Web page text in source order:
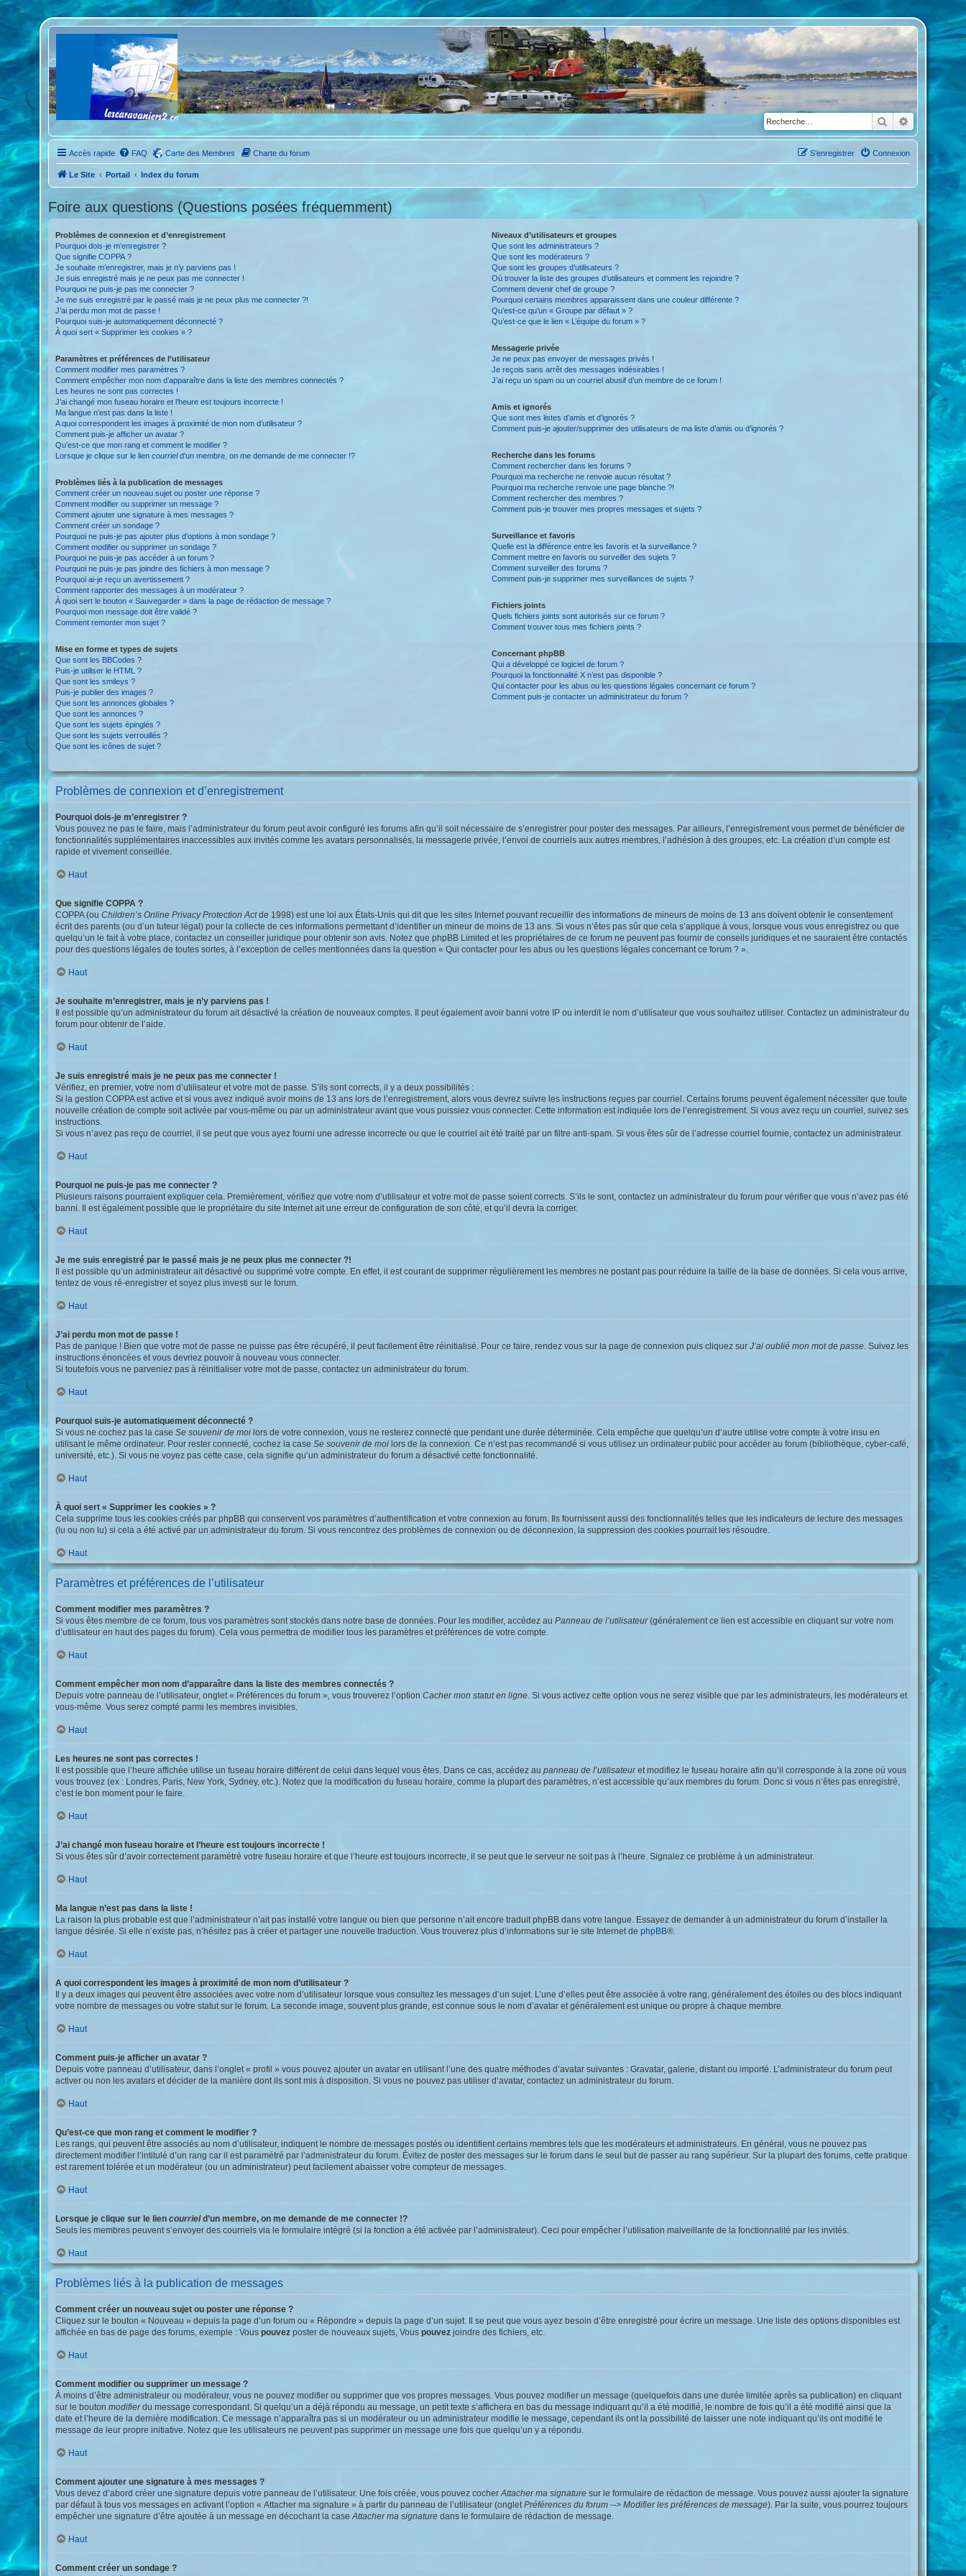
Rechercher
Accès rapide FAQ Carte des Membres Charte du forum Connexion
S’enregistrer
Le Site Portail Index du forum
Foire aux questions (Questions posées fréquemment)
Problèmes de connexion et d’enregistrement
Pourquoi dois-je m’enregistrer ?
Que signifie COPPA ?
Je souhaite m’enregistrer, mais je n’y parviens pas !
Je suis enregistré mais je ne peux pas me connecter !
Pourquoi ne puis-je pas me connecter ?
Je me suis enregistré par le passé mais je ne peux plus me connecter ?!
J’ai perdu mon mot de passe !
Pourquoi suis-je automatiquement déconnecté ?
À quoi sert « Supprimer les cookies » ?
Paramètres et préférences de l’utilisateur
Comment modifier mes paramètres ?
Comment empêcher mon nom d’apparaître dans la liste des membres connectés ?
Les heures ne sont pas correctes !
J’ai changé mon fuseau horaire et l’heure est toujours incorrecte !
Ma langue n’est pas dans la liste !
A quoi correspondent les images à proximité de mon nom d’utilisateur ?
Comment puis-je afficher un avatar ?
Qu’est-ce que mon rang et comment le modifier ?
Lorsque je clique sur le liencourrield’un membre, on me demande de me connecter !?
Problèmes liés à la publication de messages
Comment créer un nouveau sujet ou poster une réponse ?
Comment modifier ou supprimer un message ?
Comment ajouter une signature à mes messages ?
Comment créer un sondage ?
Pourquoi ne puis-je pas ajouter plus d’options à mon sondage ?
Comment modifier ou supprimer un sondage ?
Pourquoi ne puis-je pas accéder à un forum ?
Pourquoi ne puis-je pas joindre des fichiers à mon message ?
Pourquoi ai-je reçu un avertissement ?
Comment rapporter des messages à un modérateur ?
À quoi sert le bouton « Sauvegarder » dans la page de rédaction de message ?
Pourquoi mon message doit être validé ?
Comment remonter mon sujet ?
Mise en forme et types de sujets
Que sont les BBCodes ?
Puis-je utiliser le HTML ?
Que sont les smileys ?
Puis-je publier des images ?
Que sont les annonces globales ?
Que sont les annonces ?
Que sont les sujets épinglés ?
Que sont les sujets verrouillés ?
Que sont les icônes de sujet ?
Niveaux d’utilisateurs et groupes
Que sont les administrateurs ?
Que sont les modérateurs ?
Que sont les groupes d’utilisateurs ?
Où trouver la liste des groupes d’utilisateurs et comment les rejoindre ?
Comment devenir chef de groupe ?
Pourquoi certains membres apparaissent dans une couleur différente ?
Qu’est-ce qu’un « Groupe par défaut » ?
Qu’est-ce que le lien « L’équipe du forum » ?
Messagerie privée
Je ne peux pas envoyer de messages privés !
Je reçois sans arrêt des messages indésirables !
J’ai reçu un spam ou un courriel abusif d’un membre de ce forum !
Amis et ignorés
Que sont mes listes d’amis et d’ignorés ?
Comment puis-je ajouter/supprimer des utilisateurs de ma liste d’amis ou d’ignorés ?
Recherche dans les forums
Comment rechercher dans les forums ?
Pourquoi ma recherche ne renvoie aucun résultat ?
Pourquoi ma recherche renvoie une page blanche ?!
Comment rechercher des membres ?
Comment puis-je trouver mes propres messages et sujets ?
Surveillance et favoris
Quelle est la différence entre les favoris et la surveillance ?
Comment mettre en favoris ou surveiller des sujets ?
Comment surveiller des forums ?
Comment puis-je supprimer mes surveillances de sujets ?
Fichiers joints
Quels fichiers joints sont autorisés sur ce forum ?
Comment trouver tous mes fichiers joints ?
Concernant phpBB
Qui a développé ce logiciel de forum ?
Pourquoi la fonctionnalité X n’est pas disponible ?
Qui contacter pour les abus ou les questions légales concernant ce forum ?
Comment puis-je contacter un administrateur du forum ?
Problèmes de connexion et d’enregistrement
Pourquoi dois-je m’enregistrer ?
Vous pouvez ne pas le faire, mais l’administrateur du forum peut avoir configuré les forums afin qu’il soit nécessaire de s’enregistrer pour poster des messages. Par ailleurs, l’enregistrement vous permet de bénéficier de
fonctionnalités supplémentaires inaccessibles aux invités comme les avatars personnalisés, la messagerie privée, l’envoi de courriels aux autres membres, l’adhésion à des groupes, etc. La création d’un compte est
rapide et vivement conseillée.
Haut
Que signifie COPPA ?
COPPA (ouChildren’s Online Privacy Protection Actde 1998) est une loi aux États-Unis qui dit que les sites Internet pouvant recueillir des informations de mineurs de moins de 13 ans doivent obtenir le consentement
écrit des parents (ou d’un tuteur légal) pour la collecte de ces informations permettant d’identifier un mineur de moins de 13 ans. Si vous n’êtes pas sûr que cela s’applique à vous, lorsque vous vous enregistrez ou que
quelqu’un le fait à votre place, contactez un conseiller juridique pour obtenir son avis. Notez que phpBB Limited et les propriétaires de ce forum ne peuvent pas fournir de conseils juridiques et ne sauraient être contactés
pour des questions légales de toutes sortes, à l’exception de celles mentionnées dans la question « Qui contacter pour les abus ou les questions légales concernant ce forum ? ».
Haut
Je souhaite m’enregistrer, mais je n’y parviens pas !
Il est possible qu’un administrateur du forum ait désactivé la création de nouveaux comptes. Il peut également avoir banni votre IP ou interdit le nom d’utilisateur que vous souhaitez utiliser. Contactez un administrateur du
forum pour obtenir de l’aide.
Haut
Je suis enregistré mais je ne peux pas me connecter !
Vérifiez, en premier, votre nom d’utilisateur et votre mot de passe. S’ils sont corrects, il y a deux possibilités :
Si la gestion COPPA est active et si vous avez indiqué avoir moins de 13 ans lors de l’enregistrement, alors vous devrez suivre les instructions reçues par courriel. Certains forums peuvent également nécessiter que toute
nouvelle création de compte soit activée par vous-même ou par un administrateur avant que vous puissiez vous connecter. Cette information est indiquée lors de l’enregistrement. Si vous avez reçu un courriel, suivez ses
instructions.
Si vous n’avez pas reçu de courriel, il se peut que vous ayez fourni une adresse incorrecte ou que le courriel ait été traité par un filtre anti-spam. Si vous êtes sûr de l’adresse courriel fournie, contactez un administrateur.
Haut
Pourquoi ne puis-je pas me connecter ?
Plusieurs raisons pourraient expliquer cela. Premièrement, vérifiez que votre nom d’utilisateur et votre mot de passe soient corrects. S’ils le sont, contactez un administrateur du forum pour vérifier que vous n’avez pas été
banni. Il est également possible que le propriétaire du site Internet ait une erreur de configuration de son côté, et qu’il devra la corriger.
Haut
Je me suis enregistré par le passé mais je ne peux plus me connecter ?!
Il est possible qu’un administrateur ait désactivé ou supprimé votre compte. En effet, il est courant de supprimer régulièrement les membres ne postant pas pour réduire la taille de la base de données. Si cela vous arrive,
tentez de vous ré-enregistrer et soyez plus investi sur le forum.
Haut
J’ai perdu mon mot de passe !
Pas de panique ! Bien que votre mot de passe ne puisse pas être récupéré, il peut facilement être réinitialisé. Pour ce faire, rendez vous sur la page de connexion puis cliquez surJ’ai oublié mon mot de passe. Suivez les
instructions énoncées et vous devriez pouvoir à nouveau vous connecter.
Si toutefois vous ne parveniez pas à réinitialiser votre mot de passe, contactez un administrateur du forum.
Haut
Pourquoi suis-je automatiquement déconnecté ?
Si vous ne cochez pas la caseSe souvenir de moi lors de votre connexion, vous ne resterez connecté que pendant une durée déterminée. Cela empêche que quelqu’un d’autre utilise votre compte à votre insu en
utilisant le même ordinateur. Pour rester connecté, cochez la caseSe souvenir de moi lors de la connexion. Ce n’est pas recommandé si vous utilisez un ordinateur public pour accéder au forum (bibliothèque, cyber-café,
université, etc.). Si vous ne voyez pas cette case, cela signifie qu’un administrateur du forum a désactivé cette fonctionnalité.
Haut
À quoi sert « Supprimer les cookies » ?
Cela supprime tous les cookies créés par phpBB qui conservent vos paramètres d’authentification et votre connexion au forum. Ils fournissent aussi des fonctionnalités telles que les indicateurs de lecture des messages
(lu ou non lu) si cela a été activé par un administrateur du forum. Si vous rencontrez des problèmes de connexion ou de déconnexion, la suppression des cookies pourrait les résoudre.
Haut
Paramètres et préférences de l’utilisateur
Comment modifier mes paramètres ?
Si vous êtes membre de ce forum, tous vos paramètres sont stockés dans notre base de données. Pour les modifier, accédez auPanneau de l’utilisateur(généralement ce lien est accessible en cliquant sur votre nom
d’utilisateur en haut des pages du forum). Cela vous permettra de modifier tous les paramètres et préférences de votre compte.
Haut
Comment empêcher mon nom d’apparaître dans la liste des membres connectés ?
Depuis votre panneau de l’utilisateur, onglet « Préférences du forum », vous trouverez l’optionCacher mon statut en ligne. Si vous activez cette option vous ne serez visible que par les administrateurs, les modérateurs et
vous-même. Vous serez compté parmi les membres invisibles.
Haut
Les heures ne sont pas correctes !
Il est possible que l’heure affichée utilise un fuseau horaire différent de celui dans lequel vous êtes. Dans ce cas, accédez aupanneau de l’utilisateuret modifiez le fuseau horaire afin qu’il corresponde à la zone où vous
vous trouvez (ex : Londres, Paris, New York, Sydney, etc.). Notez que la modification du fuseau horaire, comme la plupart des paramètres, n’est accessible qu’aux membres du forum. Donc si vous n’êtes pas enregistré,
c’est le bon moment pour le faire.
Haut
J’ai changé mon fuseau horaire et l’heure est toujours incorrecte !
Si vous êtes sûr d’avoir correctement paramétré votre fuseau horaire et que l’heure est toujours incorrecte, il se peut que le serveur ne soit pas à l’heure. Signalez ce problème à un administrateur.
Haut
Ma langue n’est pas dans la liste !
La raison la plus probable est que l’administrateur n’ait pas installé votre langue ou bien que personne n’ait encore traduit phpBB dans votre langue. Essayez de demander à un administrateur du forum d’installer la
langue désirée. Si elle n’existe pas, n’hésitez pas à créer et partager une nouvelle traduction. Vous trouverez plus d’informations sur le site Internet dephpBB®.
Haut
A quoi correspondent les images à proximité de mon nom d’utilisateur ?
Il y a deux images qui peuvent être associées avec votre nom d’utilisateur lorsque vous consultez les messages d’un sujet. L’une d’elles peut être associée à votre rang, généralement des étoiles ou des blocs indiquant
votre nombre de messages ou votre statut sur le forum. La seconde image, souvent plus grande, est connue sous le nom d’avatar et généralement est unique ou propre à chaque membre.
Haut
Comment puis-je afficher un avatar ?
Depuis votre panneau d’utilisateur, dans l’onglet « profil » vous pouvez ajouter un avatar en utilisant l’une des quatre méthodes d’avatar suivantes : Gravatar, galerie, distant ou importé. L’administrateur du forum peut
activer ou non les avatars et décider de la manière dont ils sont mis à disposition. Si vous ne pouvez pas utiliser d’avatar, contactez un administrateur du forum.
Haut
Qu’est-ce que mon rang et comment le modifier ?
Les rangs, qui peuvent être associés au nom d’utilisateur, indiquent le nombre de messages postés ou identifient certains membres tels que les modérateurs et administrateurs. En général, vous ne pouvez pas
directement modifier l’intitulé d’un rang car il est paramétré par l’administrateur du forum. Évitez de poster des messages sur le forum dans le seul but de passer au rang supérieur. Sur la plupart des forums, cette pratique
est rarement tolérée et un modérateur (ou un administrateur) peut facilement abaisser votre compteur de messages.
Haut
Lorsque je clique sur le liencourrield’un membre, on me demande de me connecter !?
Seuls les membres peuvent s’envoyer des courriels via le formulaire intégré (si la fonction a été activée par l’administrateur). Ceci pour empêcher l’utilisation malveillante de la fonctionnalité par les invités.
Haut
Problèmes liés à la publication de messages
Comment créer un nouveau sujet ou poster une réponse ?
Cliquez sur le bouton « Nouveau » depuis la page d’un forum ou « Répondre » depuis la page d’un sujet. Il se peut que vous ayez besoin d’être enregistré pour écrire un message. Une liste des options disponibles est
affichée en bas de page des forums, exemple : Vouspouvez poster de nouveaux sujets, Vouspouvez joindre des fichiers, etc.
Haut
Comment modifier ou supprimer un message ?
À moins d’être administrateur ou modérateur, vous ne pouvez modifier ou supprimer que vos propres messages. Vous pouvez modifier un message (quelquefois dans une durée limitée après sa publication) en cliquant
sur le boutonmodifierdu message correspondant. Si quelqu’un a déjà répondu au message, un petit texte s’affichera en bas du message indiquant qu’il a été modifié, le nombre de fois qu’il a été modifié ainsi que la
date et l’heure de la dernière modification. Ce message n’apparaîtra pas si un modérateur ou un administrateur modifie le message, cependant ils ont la possibilité de laisser une note indiquant qu’ils ont modifié le
message de leur propre initiative. Notez que les utilisateurs ne peuvent pas supprimer un message une fois que quelqu’un y a répondu.
Haut
Comment ajouter une signature à mes messages ?
Vous devez d’abord créer une signature depuis votre panneau de l’utilisateur. Une fois créée, vous pouvez cocherAttacher ma signature sur le formulaire de rédaction de message. Vous pouvez aussi ajouter la signature
par défaut à tous vos messages en activant l’option « Attacher ma signature » à partir du panneau de l’utilisateur (ongletPréférences du forum --> Modifier les préférences de message). Par la suite, vous pourrez toujours
empêcher une signature d’être ajoutée à un message en décochant la caseAttacher ma signature dans le formulaire de rédaction de message.
Haut
Comment créer un sondage ?